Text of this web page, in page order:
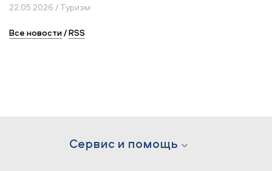
22.05.2026 / Туризм
Все новости/RSS
Сервис и помощь